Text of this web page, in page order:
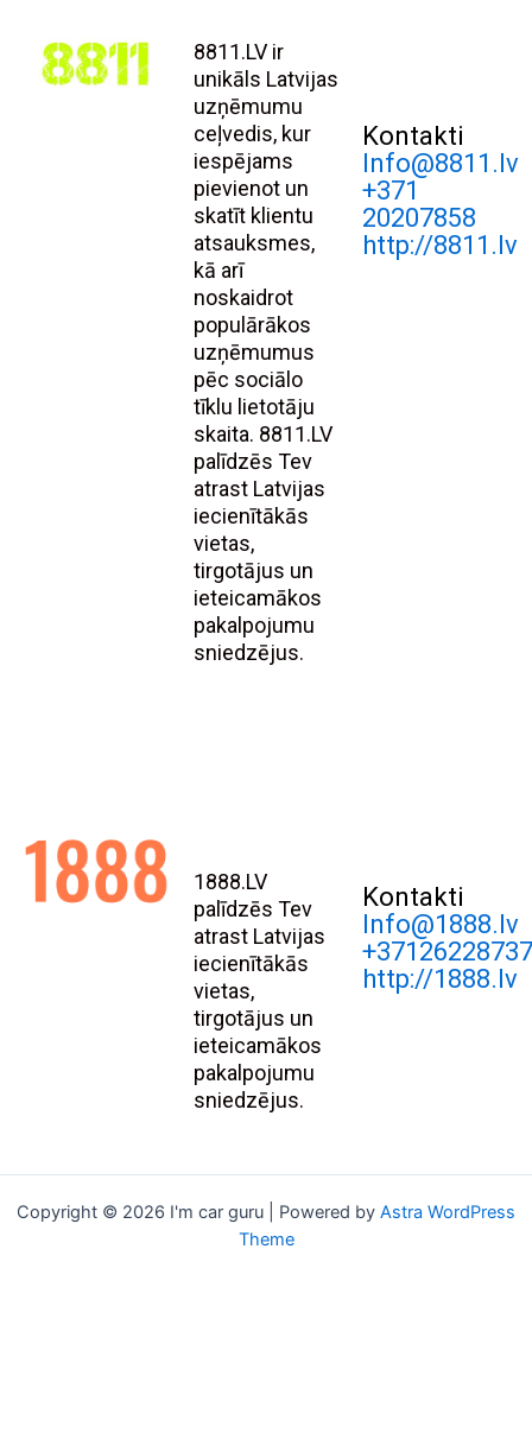
8811.LV ir
unikāls Latvijas
uzņēmumu
ceļvedis, kur
iespējams
pievienot un
skatīt klientu
atsauksmes,
kā arī
noskaidrot
populārākos
uzņēmumus
pēc sociālo
tīklu lietotāju
skaita. 8811.LV
palīdzēs Tev
atrast Latvijas
iecienītākās
vietas,
tirgotājus un
ieteicamākos
pakalpojumu
sniedzējus.
Kontakti
Info@8811.lv
+371
20207858
http://8811.lv
1888.LV
palīdzēs Tev
atrast Latvijas
iecienītākās
vietas,
tirgotājus un
ieteicamākos
pakalpojumu
sniedzējus.
Kontakti
Info@1888.lv
http://1888.lv
Copyright © 2026 I'm car guru | Powered by Astra WordPress
Theme